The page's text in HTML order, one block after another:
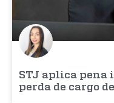
STJ aplica pena
perda de cargo